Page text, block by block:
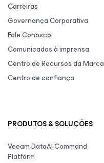
Carreiras
Governança Corporativa
Fale Conosco
Comunicados à imprensa
Centro de Recursos da Marca
Centro de confiança
PRODUTOS & SOLUÇÕES
Veeam DataAI Command
Platform